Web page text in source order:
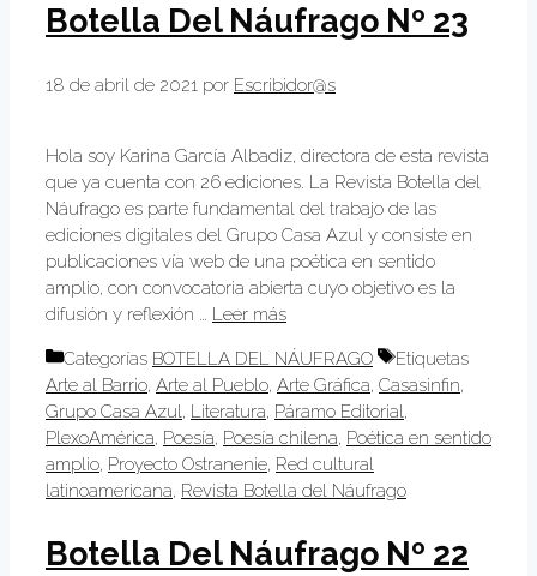
Botella Del Náufrago Nº 23
18 de abril de 2021 por Escribidor@s
Hola soy Karina García Albadiz, directora de esta revista
que ya cuenta con 26 ediciones. La Revista Botella del
Náufrago es parte fundamental del trabajo de las
ediciones digitales del Grupo Casa Azul y consiste en
publicaciones vía web de una poética en sentido
amplio, con convocatoria abierta cuyo objetivo es la
difusión y reflexión … Leer más
Categorías BOTELLA DEL NÁUFRAGO
Etiquetas
Arte al Barrio, Arte al Pueblo, Arte Gráfica, Casasinfin,
Grupo Casa Azul, Literatura, Páramo Editorial,
PlexoAmérica, Poesía, Poesía chilena, Poética en sentido
amplio, Proyecto Ostranenie, Red cultural
latinoamericana, Revista Botella del Náufrago
Botella Del Náufrago Nº 22